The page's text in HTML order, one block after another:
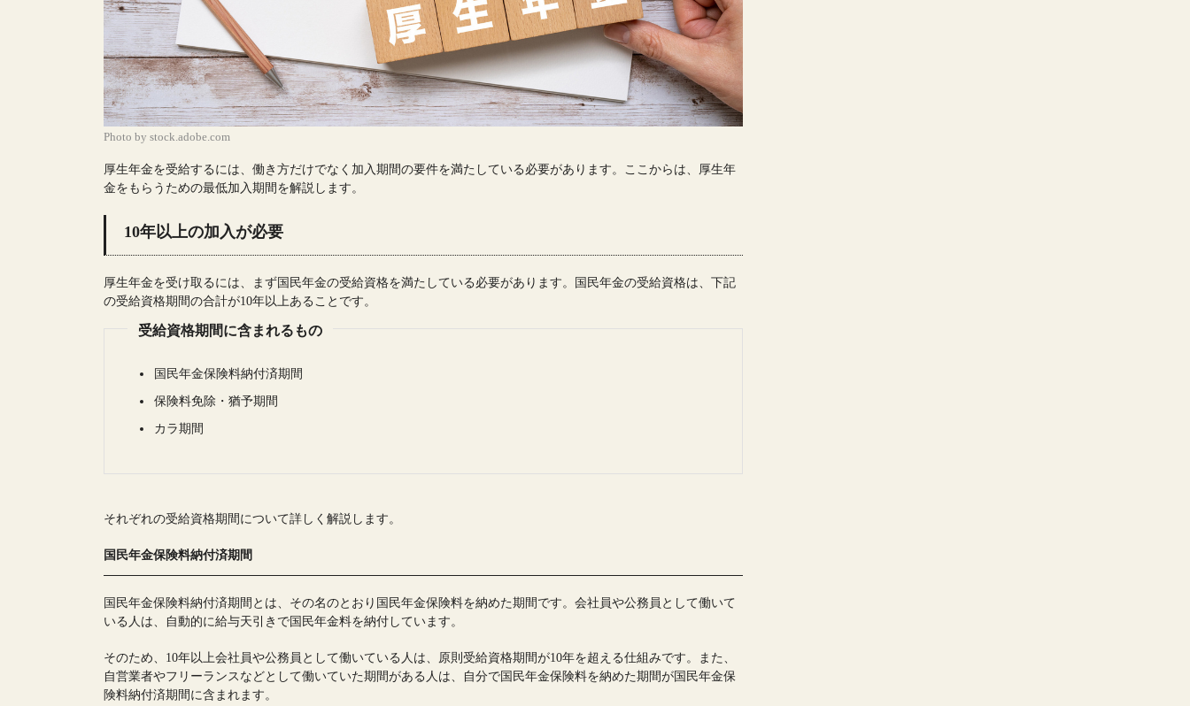
Photo by stock.adobe.com
厚生年金を受給するには、働き方だけでなく加入期間の要件を満たしている必要があります。ここからは、厚生年
金をもらうための最低加入期間を解説します。
10年以上の加入が必要
厚生年金を受け取るには、まず国民年金の受給資格を満たしている必要があります。国民年金の受給資格は、下記
の受給資格期間の合計が10年以上あることです。
受給資格期間に含まれるもの
国民年金保険料納付済期間
保険料免除・猶予期間
カラ期間
それぞれの受給資格期間について詳しく解説します。
国民年金保険料納付済期間
国民年金保険料納付済期間とは、その名のとおり国民年金保険料を納めた期間です。会社員や公務員として働いて
いる人は、自動的に給与天引きで国民年金料を納付しています。
そのため、10年以上会社員や公務員として働いている人は、原則受給資格期間が10年を超える仕組みです。また、
自営業者やフリーランスなどとして働いていた期間がある人は、自分で国民年金保険料を納めた期間が国民年金保
険料納付済期間に含まれます。